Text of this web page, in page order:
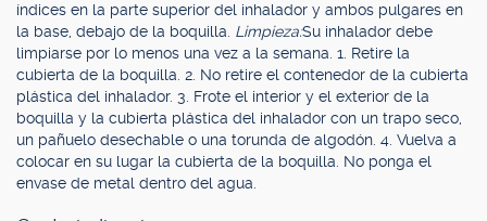
índices en la parte superior del inhalador y ambos pulgares en
la base, debajo de la boquilla. Limpieza:Su inhalador debe
limpiarse por lo menos una vez a la semana. 1. Retire la
cubierta de la boquilla. 2. No retire el contenedor de la cubierta
plástica del inhalador. 3. Frote el interior y el exterior de la
boquilla y la cubierta plástica del inhalador con un trapo seco,
un pañuelo desechable o una torunda de algodón. 4. Vuelva a
colocar en su lugar la cubierta de la boquilla. No ponga el
envase de metal dentro del agua.